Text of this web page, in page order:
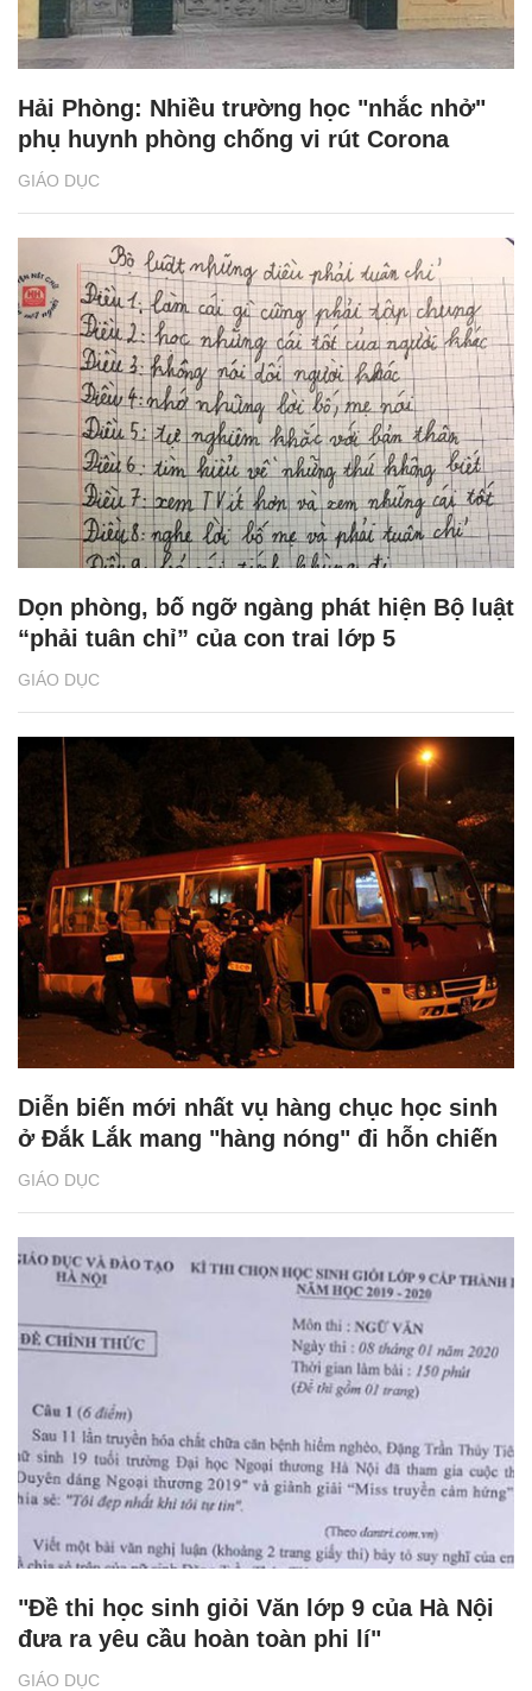
GIÁO DỤC
Hải Phòng: Nhiều trường học "nhắc nhở"
phụ huynh phòng chống vi rút Corona
GIÁO DỤC
Dọn phòng, bố ngỡ ngàng phát hiện Bộ luật
“phải tuân chỉ” của con trai lớp 5
GIÁO DỤC
Diễn biến mới nhất vụ hàng chục học sinh
ở Đắk Lắk mang "hàng nóng" đi hỗn chiến
GIÁO DỤC
"Đề thi học sinh giỏi Văn lớp 9 của Hà Nội
đưa ra yêu cầu hoàn toàn phi lí"